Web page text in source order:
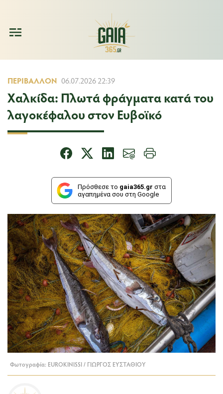
ΠΕΡΙΒΆΛΛΟΝ 06.07.2026 22:39
Χαλκίδα: Πλωτά φράγματα κατά του
λαγοκέφαλου στον Ευβοϊκό
Πρόσθεσε το gaia365.gr στα
αγαπημένα σου στη Google
Φωτογραφία: EUROKINISSI / ΓΙΩΡΓΟΣ ΕΥΣΤΑΘΙΟΥ